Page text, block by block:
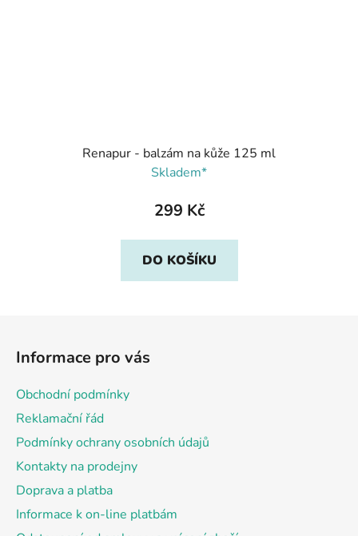
Renapur - balzám na kůže 125 ml
Skladem*
299 Kč
DO KOŠÍKU
Informace pro vás
Obchodní podmínky
Reklamační řád
Podmínky ochrany osobních údajů
Kontakty na prodejny
Doprava a platba
Informace k on-line platbám